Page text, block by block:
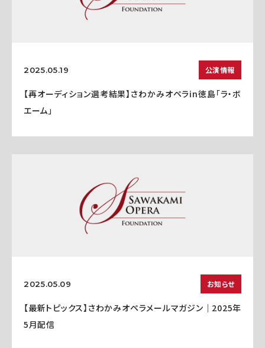
2025.05.19 公演情報
【再オーディション選考結果】さわかみオペラin徳島「ラ・ボ
エーム」
2025.05.09 お知らせ
【最新トピックス】さわかみオペラメールマガジン｜2025年
5月配信